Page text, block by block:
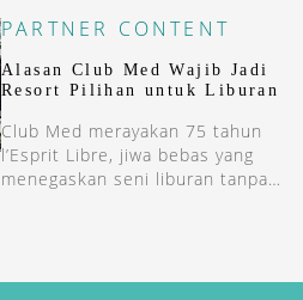
kombinasi lokasi yang memikat,
desain yang elegan, serta
layanan kelas dunia.
PARTNER CONTENT
Alasan Club Med Wajib Jadi
Resort Pilihan untuk Liburan
Club Med merayakan 75 tahun
l’Esprit Libre, jiwa bebas yang
menegaskan seni liburan tanpa